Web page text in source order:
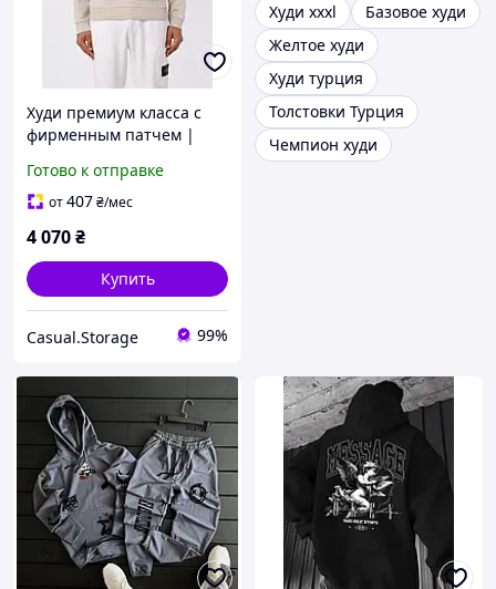
Худи премиум класса с
фирменным патчем |
Готово к отправке
от407₴/мес
4 070₴
Купить
Casual.Storage 99%
Худи xxxl
Базовое худи
Желтое худи
Худи турция
Толстовки Турция
Чемпион худи